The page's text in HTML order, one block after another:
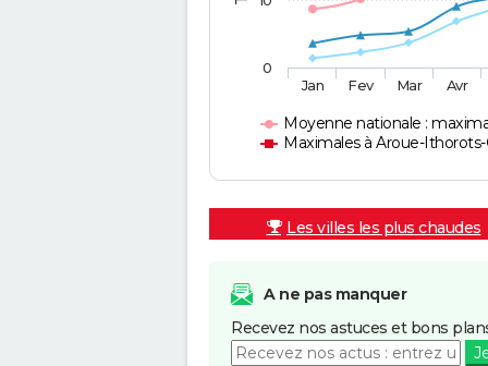
Moyenne nationale :
Maximales à Aroue-
Jan Fev Mar Avr
0
Les villes les plus chaudes
A ne pas manquer
Recevez nos astuces et bons